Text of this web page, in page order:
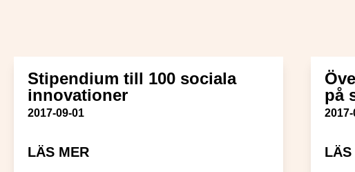
– SOM KAN FÖRÄNDRA SVERIGE
Stipendium till 100 sociala
innovationer
Publiceringsdatum
2017-09-01
LÄS MEROM STIPENDIUM TILL 100 SOCIALA
på
LÄS